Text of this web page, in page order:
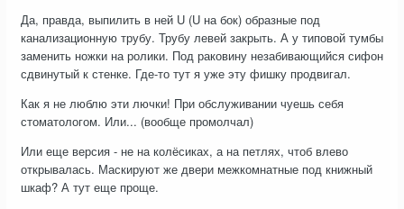
Да, правда, выпилить в ней U (U на бок) образные под
канализационную трубу. Трубу левей закрыть. А у типовой тумбы
заменить ножки на ролики. Под раковину незабивающийся сифон
сдвинутый к стенке. Где-то тут я уже эту фишку продвигал.
Как я не люблю эти лючки! При обслуживании чуешь себя
стоматологом. Или... (вообще промолчал)
Или еще версия - не на колёсиках, а на петлях, чтоб влево
открывалась. Маскируют же двери межкомнатные под книжный
шкаф? А тут еще проще.